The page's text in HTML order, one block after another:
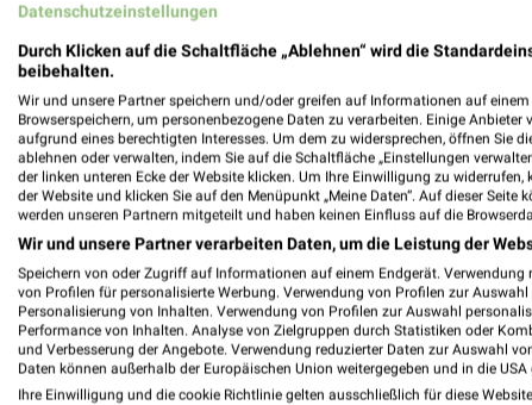
EDEKA Angebote in Schwalmtal - Waldniel
Schwalmtal - Waldniel, Deutschland
510,58 km
EDEKA Peters
Overhetfelder Straße 24
41372 Niederkrüchten
517,92 km
EDEKA Angebote in Wegberg
Wegberg, Deutschland
Datenschutzeinstellungen
Durch Klicken auf die Schaltfläche „Ablehnen“ wird die
beibehalten.
Wir und unsere Partner speichern und/oder greifen auf Informationen auf
Browserspeichern, um personenbezogene Daten zu verarbeiten. Einige
aufgrund eines berechtigten Interesses. Um dem zu widersprechen, öffnen Sie
ablehnen oder verwalten, indem Sie auf die Schaltfläche „Einstellungen
der linken unteren Ecke der Website klicken. Um Ihre Einwilligung zu
der Website und klicken Sie auf den Menüpunkt „Meine Daten“. Auf dieser
werden unseren Partnern mitgeteilt und haben keinen Einfluss auf die
Wir und unsere Partner verarbeiten Daten, um die Leistung der
Speichern von oder Zugriff auf Informationen auf einem Endgerät.
von Profilen für personalisierte Werbung. Verwendung von Profilen zur
Personalisierung von Inhalten. Verwendung von Profilen zur Auswahl
Performance von Inhalten. Analyse von Zielgruppen durch Statistiken oder
und Verbesserung der Angebote. Verwendung reduzierter Daten zur Auswahl
Daten können außerhalb der Europäischen Union weitergegeben und in die USA
Ihre Einwilligung und die cookie Richtlinie gelten ausschließlich für diese